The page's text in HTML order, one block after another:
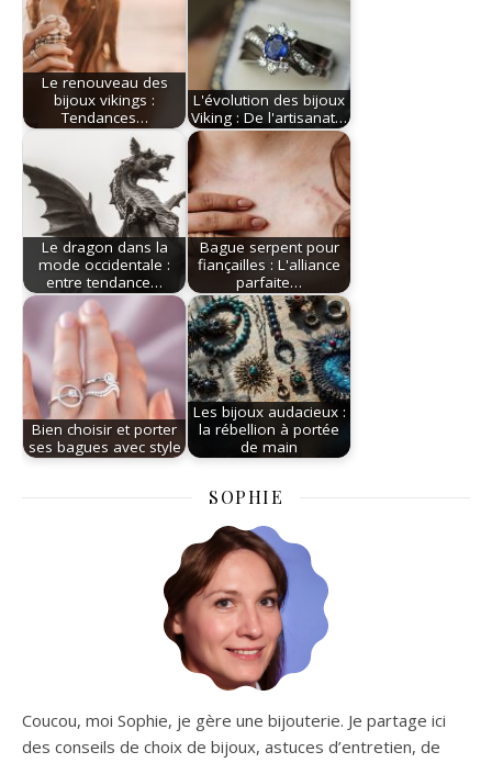
Le renouveau des
bijoux vikings :
Tendances…
L'évolution des bijoux
Viking : De l'artisanat…
Le dragon dans la
mode occidentale :
entre tendance…
Bague serpent pour
fiançailles : L'alliance
parfaite…
Bien choisir et porter
ses bagues avec style
Les bijoux audacieux :
la rébellion à portée
de main
SOPHIE
Coucou, moi Sophie, je gère une bijouterie. Je partage ici
des conseils de choix de bijoux, astuces d’entretien, de